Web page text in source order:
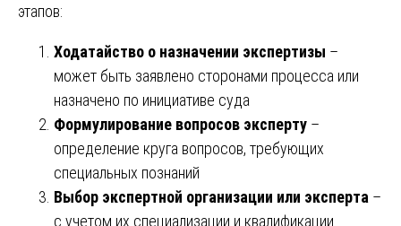
этапов:
Ходатайство о назначении экспертизы –
может быть заявлено сторонами процесса или
назначено по инициативе суда
Формулирование вопросов эксперту –
определение круга вопросов, требующих
специальных познаний
Выбор экспертной организации или эксперта –
с учетом их специализации и квалификации